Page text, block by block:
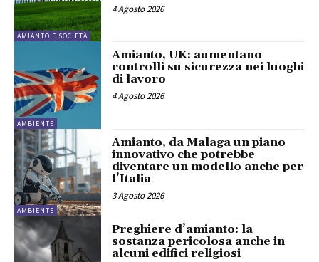
AMIANTO E SOCIETÀ
4 Agosto 2026
AMBIENTE
Amianto, UK: aumentano
controlli su sicurezza nei luoghi
di lavoro
4 Agosto 2026
AMBIENTE
Amianto, da Malaga un piano
innovativo che potrebbe
diventare un modello anche per
l’Italia
3 Agosto 2026
Preghiere d’amianto: la
sostanza pericolosa anche in
alcuni edifici religiosi